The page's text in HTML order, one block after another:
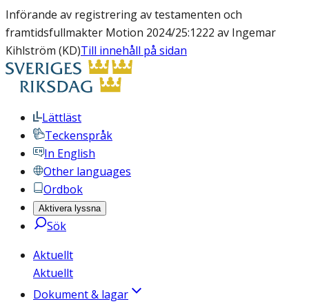
Införande av registrering av testamenten och
framtidsfullmakter Motion 2024/25:1222 av Ingemar
Kihlström (KD)Till innehåll på sidan
Lättläst
Teckenspråk
In English
Other languages
Ordbok
Aktivera lyssna
Sök
Aktuellt
Aktuellt
Dokument & lagar